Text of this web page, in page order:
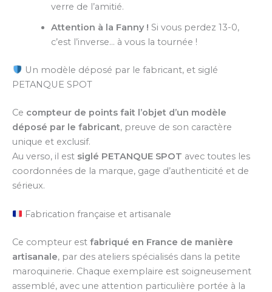
verre de l’amitié.
Attention à la Fanny ! Si vous perdez 13-0,
c’est l’inverse… à vous la tournée !
Un modèle déposé par le fabricant, et siglé
PETANQUE SPOT
Ce compteur de points fait l’objet d’un modèle
déposé par le fabricant, preuve de son caractère
unique et exclusif.
Au verso, il est siglé PETANQUE SPOT avec toutes les
coordonnées de la marque, gage d’authenticité et de
sérieux.
Fabrication française et artisanale
Ce compteur est fabriqué en France de manière
artisanale, par des ateliers spécialisés dans la petite
maroquinerie. Chaque exemplaire est soigneusement
assemblé, avec une attention particulière portée à la